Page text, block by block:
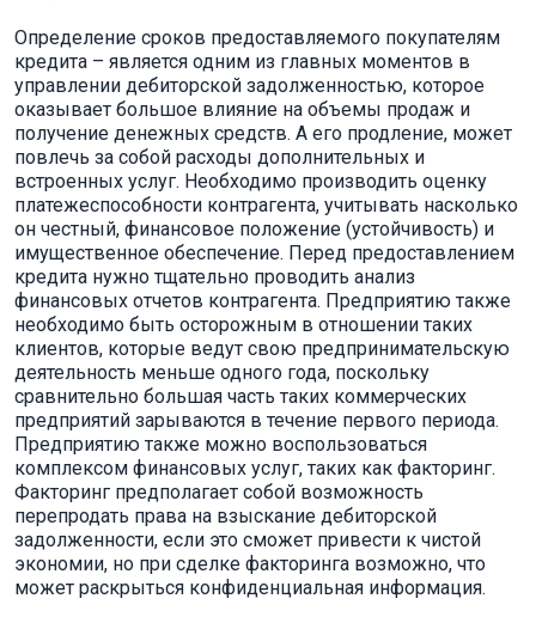
Определение сроков предоставляемого покупателям
кредита – является одним из главных моментов в
управлении дебиторской задолженностью, которое
оказывает большое влияние на объемы продаж и
получение денежных средств. А его продление, может
повлечь за собой расходы дополнительных и
встроенных услуг. Необходимо производить оценку
платежеспособности контрагента, учитывать насколько
он честный, финансовое положение (устойчивость) и
имущественное обеспечение. Перед предоставлением
кредита нужно тщательно проводить анализ
финансовых отчетов контрагента. Предприятию также
необходимо быть осторожным в отношении таких
клиентов, которые ведут свою предпринимательскую
деятельность меньше одного года, поскольку
сравнительно большая часть таких коммерческих
предприятий зарываются в течение первого периода.
Предприятию также можно воспользоваться
комплексом финансовых услуг, таких как факторинг.
Факторинг предполагает собой возможность
перепродать права на взыскание дебиторской
задолженности, если это сможет привести к чистой
экономии, но при сделке факторинга возможно, что
может раскрыться конфиденциальная информация.